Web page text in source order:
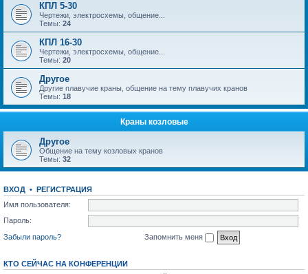
КПЛ 5-30
Чертежи, электросхемы, общение...
Темы: 24
КПЛ 16-30
Чертежи, электросхемы, общение...
Темы: 20
Другое
Другие плавучие краны, общение на тему плавучих кранов
Темы: 18
Краны козловые
Другое
Общение на тему козловых кранов
Темы: 32
ВХОД • РЕГИСТРАЦИЯ
Имя пользователя:
Пароль:
Забыли пароль?
Запомнить меня
КТО СЕЙЧАС НА КОНФЕРЕНЦИИ